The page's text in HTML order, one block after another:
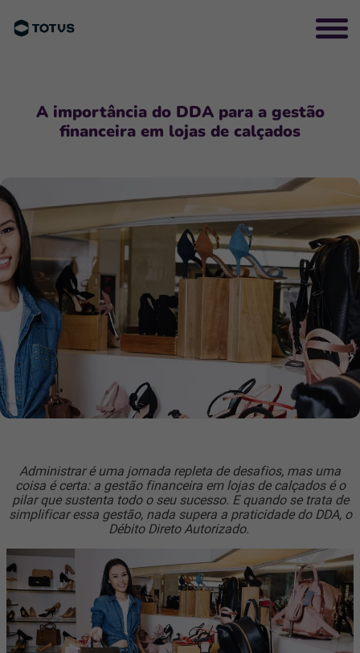
A importância do DDA para a gestão
financeira em lojas de calçados
Administrar é uma jornada repleta de desafios, mas uma
coisa é certa: a gestão financeira em lojas de calçados é o
pilar que sustenta todo o seu sucesso. E quando se trata de
simplificar essa gestão, nada supera a praticidade do DDA, o
Débito Direto Autorizado.